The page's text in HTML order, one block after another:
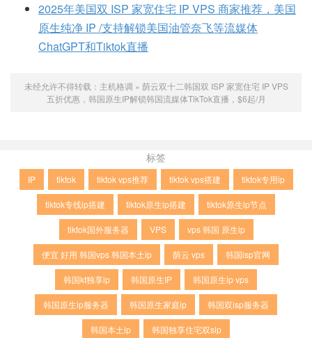
2025年美国双 ISP 家宽住宅 IP VPS 商家推荐，美国
原生纯净 IP /支持解锁美国油管奈飞等流媒体
ChatGPT和Tiktok直播
未经允许不得转载： 主机格调 » 荫云双十二韩国双 ISP 家宽住宅 IP VPS
五折优惠，韩国原生IP解锁韩国流媒体TikTok直播，$6起/月
标签
IP tiktok tiktok vps推荐 tiktok vps搭建 tiktok专用ip
tiktok专线ip搭建 tiktok原生ip搭建 tiktok原生ip节点
tiktok国外服务器 VPS vps 韩国 原生ip
便宜 好用 韩国vps 韩国本土ip 荫云 vps 韩国isp官网
韩国kt独享ip 韩国原生IP 韩国原生ip vps
韩国原生ip服务器 韩国原生家庭ip 韩国双isp服务器
韩国本土ip 韩国独享住宅双sip